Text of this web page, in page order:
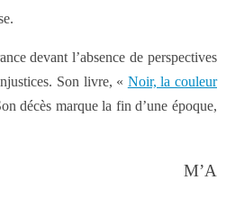
devant l’absence de perspectives
Son livre, « Noir, la couleur
décès marque la fin d’une époque,
M’A